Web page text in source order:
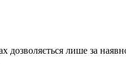
лише за